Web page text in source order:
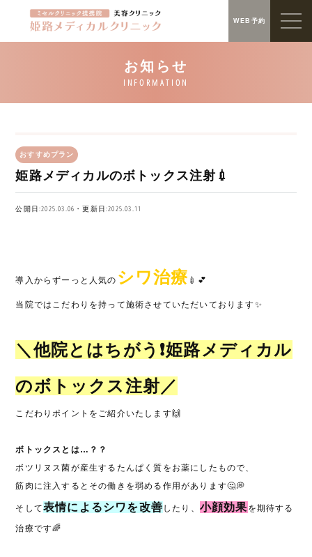
WEB予約
おすすめプラン
姫路メディカルのボトックス注射💉
公開日:2025.03.06・更新日:2025.03.11
導入からずーっと人気の シワ治療 💉💕
当院ではこだわりを持って施術させていただいております✨
＼他院とはちがう❗姫路メディカル
のボトックス注射／
こだわりポイントをご紹介いたします🙌
ボトックスとは…？？
ボツリヌス菌が産生するたんぱく質をお薬にしたもので、
筋肉に注入するとその働きを弱める作用があります🤔💭
そして表情によるシワを改善 したり、 小顔効果 を期待する
治療です🌈